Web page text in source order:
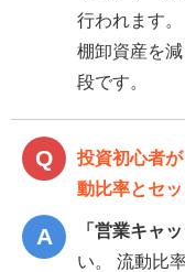
行われます
棚卸資産を
段です。
投資初心者
動比率とセ
「営業キャ
い。 流動比